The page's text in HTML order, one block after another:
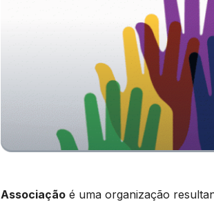
Associaçãoé uma organização